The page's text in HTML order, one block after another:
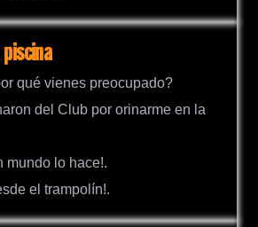
qué vienes preocupado?
del Club por orinarme en la
mundo lo hace!.
el trampolín!.